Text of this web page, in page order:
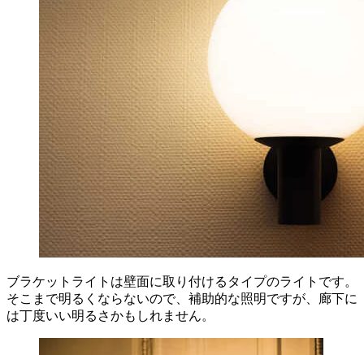
ブラケットライトは壁面に取り付けるタイプのライトです。
そこまで明るくならないので、補助的な照明ですが、廊下に
は丁度いい明るさかもしれません。